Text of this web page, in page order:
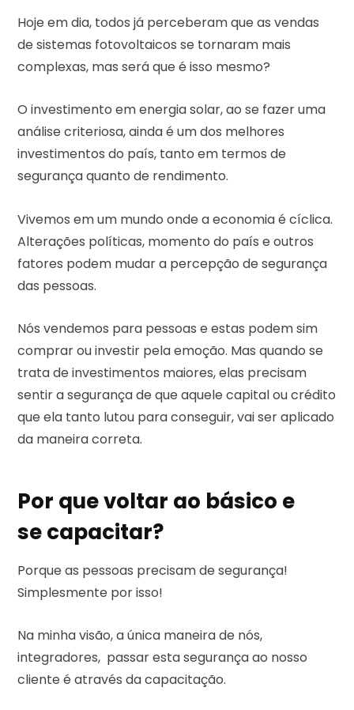
Hoje em dia, todos já perceberam que as vendas
de sistemas fotovoltaicos se tornaram mais
complexas, mas será que é isso mesmo?
O investimento em energia solar, ao se fazer uma
análise criteriosa, ainda é um dos melhores
investimentos do país, tanto em termos de
segurança quanto de rendimento.
Vivemos em um mundo onde a economia é cíclica.
Alterações políticas, momento do país e outros
fatores podem mudar a percepção de segurança
das pessoas.
Nós vendemos para pessoas e estas podem sim
comprar ou investir pela emoção. Mas quando se
trata de investimentos maiores, elas precisam
sentir a segurança de que aquele capital ou crédito
que ela tanto lutou para conseguir, vai ser aplicado
da maneira correta.
Por que voltar ao básico e
se capacitar?
Porque as pessoas precisam de segurança!
Simplesmente por isso!
Na minha visão, a única maneira de nós,
integradores, passar esta segurança ao nosso
cliente é através da capacitação.